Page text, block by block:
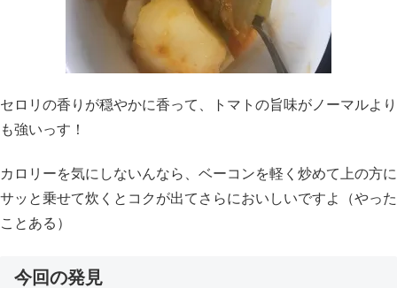
セロリの香りが穏やかに香って、トマトの旨味がノーマルより
も強いっす！
カロリーを気にしないんなら、ベーコンを軽く炒めて上の方に
サッと乗せて炊くとコクが出てさらにおいしいですよ（やった
ことある）
今回の発見